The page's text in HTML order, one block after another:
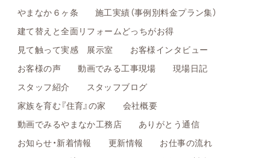
やまなか６ヶ条
施工実績（事例別料金プラン集）
建て替えと全面リフォームどっちがお得
見て触って実感 展示室
お客様インタビュー
お客様の声
動画でみる工事現場
現場日記
スタッフ紹介
スタッフブログ
家族を育む『住育』の家
会社概要
動画でみるやまなか工務店
ありがとう通信
お知らせ・新着情報
更新情報
お仕事の流れ